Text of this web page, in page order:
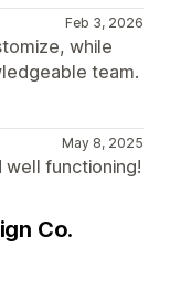
Feb 3, 2026
while
team.
May 8, 2025
well functioning!
Co.